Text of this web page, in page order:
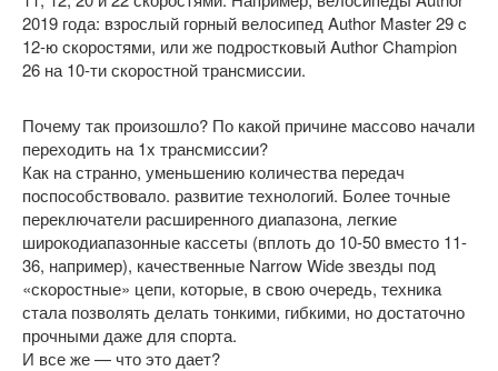
2019 года: взрослый горный велосипед Author Master 29 c
12-ю скоростями, или же подростковый Author Champion
26 на 10-ти скоростной трансмиссии.
Почему так произошло? По какой причине массово начали
переходить на 1x трансмиссии?
Как на странно, уменьшению количества передач
поспособствовало. развитие технологий. Более точные
переключатели расширенного диапазона, легкие
широкодиапазонные кассеты (вплоть до 10-50 вместо 11-
36, например), качественные Narrow Wide звезды под
«скоростные» цепи, которые, в свою очередь, техника
стала позволять делать тонкими, гибкими, но достаточно
прочными даже для спорта.
И все же — что это дает?